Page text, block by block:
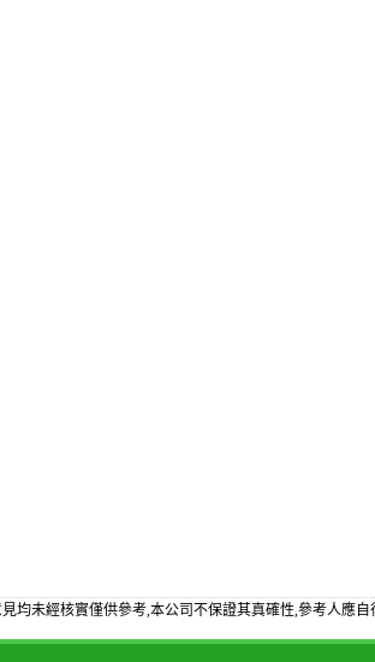
均未經核實僅供參考,本公司不保證其真確性,參考人應